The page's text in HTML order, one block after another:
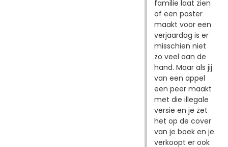
familie laat zien
of een poster
maakt voor een
verjaardag is er
misschien niet
zo veel aan de
hand. Maar als jij
van een appel
een peer maakt
met die illegale
versie en je zet
het op de cover
van je boek en je
verkoopt er ook